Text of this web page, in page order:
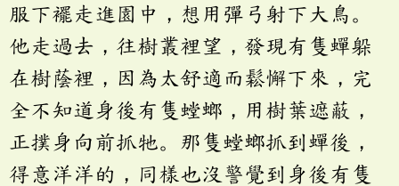
服下襬走進園中，想用彈弓射下大鳥。
他走過去，往樹叢裡望，發現有隻蟬躲
在樹蔭裡，因為太舒適而鬆懈下來，完
全不知道身後有隻螳螂，用樹葉遮蔽，
正撲身向前抓牠。那隻螳螂抓到蟬後，
得意洋洋的，同樣也沒警覺到身後有隻